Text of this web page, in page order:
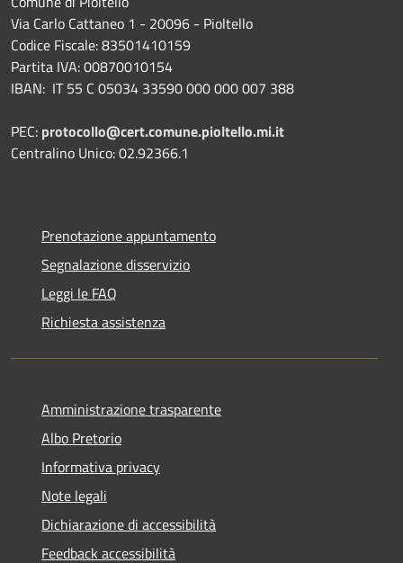
Via Carlo Cattaneo 1 - 20096 - Pioltello
Codice Fiscale: 83501410159
Partita IVA: 00870010154
IBAN: IT 55 C 05034 33590 000 000 007 388
PEC: protocollo@cert.comune.pioltello.mi.it
Centralino Unico: 02.92366.1
Prenotazione appuntamento
Segnalazione disservizio
Leggi le FAQ
Richiesta assistenza
Amministrazione trasparente
Albo Pretorio
Informativa privacy
Note legali
Dichiarazione di accessibilità
Feedback accessibilità